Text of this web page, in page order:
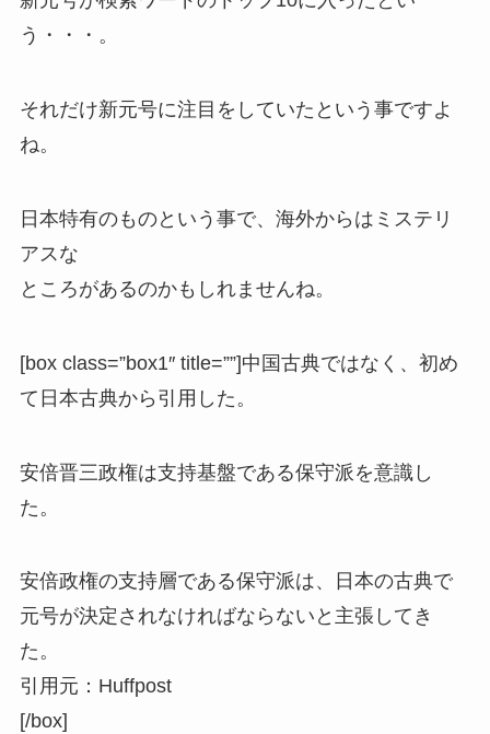
う・・・。
それだけ新元号に注目をしていたという事ですよ
ね。
日本特有のものという事で、海外からはミステリ
アスな
ところがあるのかもしれませんね。
[box class=”box1″ title=””]中国古典ではなく、初め
て日本古典から引用した。
安倍晋三政権は支持基盤である保守派を意識し
た。
安倍政権の支持層である保守派は、日本の古典で
元号が決定されなければならないと主張してき
た。
引用元：Huffpost
[/box]